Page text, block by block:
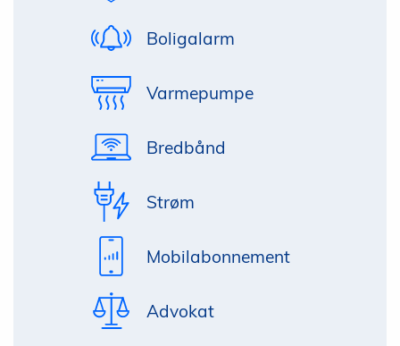
Boligalarm
Varmepumpe
Bredbånd
Strøm
Mobilabonnement
Advokat